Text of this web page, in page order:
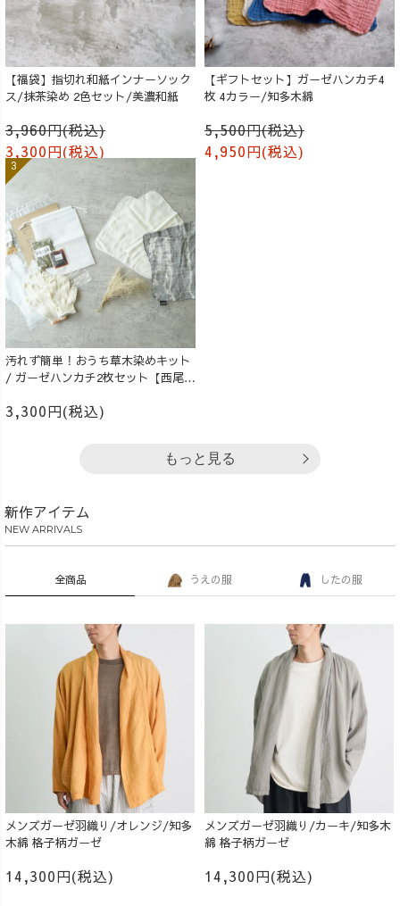
【福袋】指切れ和紙インナーソック
ス/抹茶染め 2色セット/美濃和紙
3,960円(税込)
3,300円(税込)
【ギフトセット】ガーゼハンカチ4
枚 4カラー/知多木綿
5,500円(税込)
4,950円(税込)
汚れず簡単！おうち草木染めキット
/ ガーゼハンカチ2枚セット【西尾の
3,300円(税込)
もっと見る
新作アイテム
NEW ARRIVALS
全商品 うえの服 したの服
メンズガーゼ羽織り/オレンジ/知多
木綿 格子柄ガーゼ
14,300円(税込)
メンズガーゼ羽織り/カーキ/知多木
綿 格子柄ガーゼ
14,300円(税込)